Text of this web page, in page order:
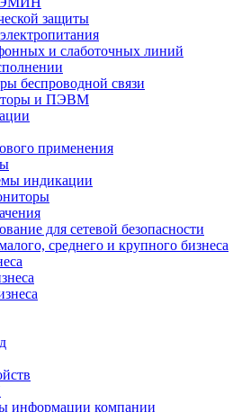
защиты
и слаботочных линий
беспроводной связи
и ПЭВМ
применения
индикации
для сетевой безопасности
среднего и крупного бизнеса
информации компании